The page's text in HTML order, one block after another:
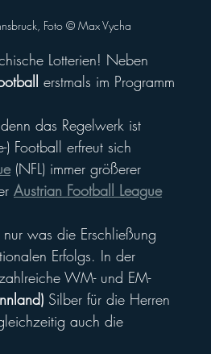
Foto ©️ Max Vycha
Lotterien! Neben
erstmals im Programm
das Regelwerk ist
) Football erfreut sich
(NFL) immer größerer
Austrian Football League
was die Erschließung
Erfolgs. In der
WM- und EM-
Silber für die Herren
auch die